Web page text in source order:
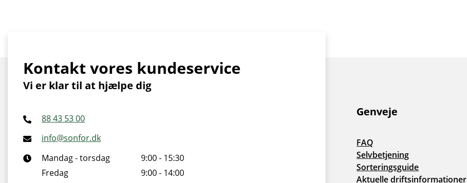
Kontakt vores kundeservice
Vi er klar til at hjælpe dig
88 43 53 00
info@sonfor.dk
Mandag - torsdag
9:00 - 15:30
Fredag
9:00 - 14:00
Genveje
FAQ
Selvbetjening
Sorteringsguide
Aktuelle driftsinformationer